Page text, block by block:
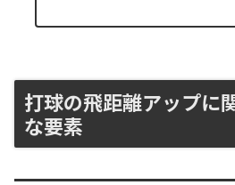
打球の飛距離アップに
な要素